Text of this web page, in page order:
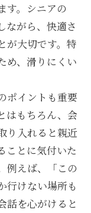
す。シニアの
ながら、快適さ
が大切です。特
め、滑りにくい
ポイントも重要
はもちろん、会
り入れると親近
ことに気付いた
例えば、「この
行けない場所も
話を心がけると